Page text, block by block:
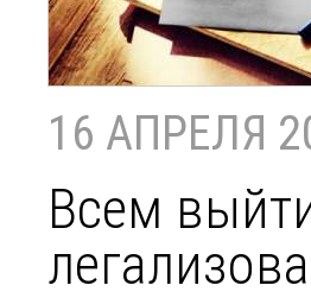
16 АПРЕЛЯ
Всем